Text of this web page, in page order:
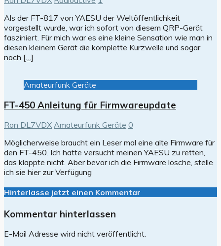
Als der FT-817 von YAESU der Weltöffentlichkeit
vorgestellt wurde, war ich sofort von diesem QRP-Gerät
fasziniert. Für mich war es eine kleine Sensation wie man in
diesen kleinem Gerät die komplette Kurzwelle und sogar
noch […]
Amateurfunk Geräte
FT-450 Anleitung für Firmwareupdate
Ron DL7VDX Amateurfunk Geräte 0
Möglicherweise braucht ein Leser mal eine alte Firmware für
den FT-450. Ich hatte versucht meinen YAESU zu retten,
das klappte nicht. Aber bevor ich die Firmware lösche, stelle
ich sie hier zur Verfügung
Hinterlasse jetzt einen Kommentar
Kommentar hinterlassen
E-Mail Adresse wird nicht veröffentlicht.